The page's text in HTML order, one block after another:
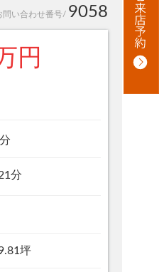
問い合わせ番号/ 9058
円
分
坪